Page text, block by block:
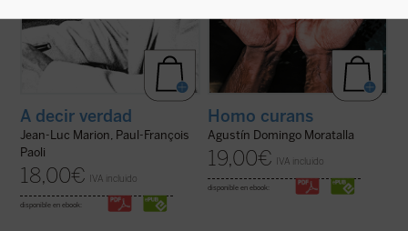
A decir verdad
Jean-Luc Marion, Paul-François
Paoli
18,00€ IVA incluido
disponible en ebook:
Homo curans
Agustín Domingo Moratalla
19,00€ IVA incluido
disponible en ebook: